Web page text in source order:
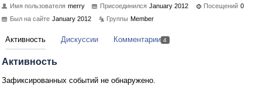
Имя пользователя merry Присоединился January 2012 Посещений 0
Был на сайте January 2012 Группы Member
Активность Дискуссии Комментарии 4
Активность
Зафиксированных событий не обнаружено.